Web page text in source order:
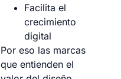
Facilita el
crecimiento
digital
Por eso las marcas
que entienden el